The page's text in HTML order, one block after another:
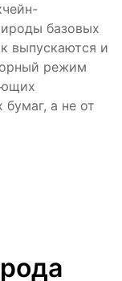
базовых
выпускаются и
режим
а не от